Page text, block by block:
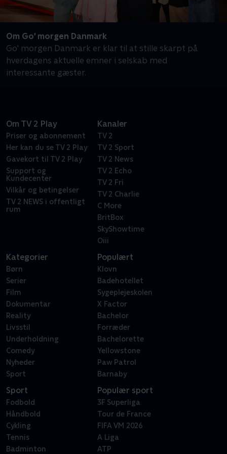
Om Go' morgen Danmark
Go' morgen Danmark er klar til at stille skarpt på
hverdagens aktuelle emner i selskab med
interessante gæster.
Om TV 2 Play
Priser og abonnement
Her kan du se TV 2 Play
Gavekort til TV 2 Play
Support og
Kundecenter
Vilkår og betingelser
TV 2 NEWS i offentligt
rum
Kanaler
TV 2
TV 2 Sport
TV 2 News
TV 2 Echo
TV 2 Fri
TV 2 Charlie
C More
BritBox
SkyShowtime
Oiii
Kategorier
Børn
Serier
Film
Dokumentar
Reality
Livsstil
Underholdning
Comedy
Nyheder
Sport
Populært
Klovn
Badehotellet
Sygeplejeskolen
X Factor
Bachelor
Forræder
Bachelorette
Yellowstone
Paw Patrol
Barnaby
Sport
Fodbold
Håndbold
Cykling
Tennis
Badminton
Populær sport
3F Superliga
Tour de France
FIFA VM 2026
A Liga
ATP